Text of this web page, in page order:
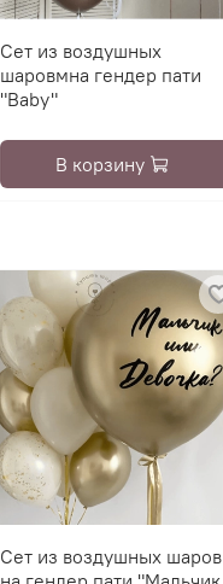
Сет из воздушных
шаровмна гендер пати
"Baby"
В корзину
Сет из воздушных шаров